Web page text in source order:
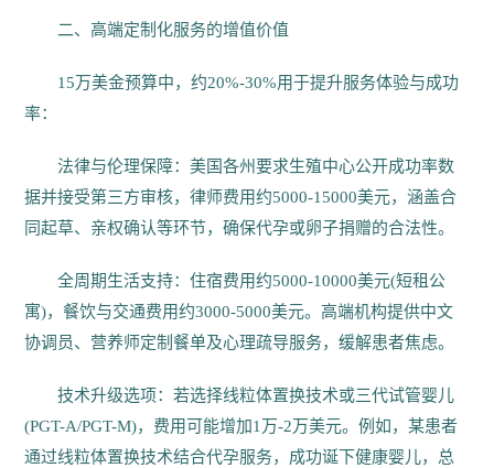
二、高端定制化服务的增值价值
15万美金预算中，约20%-30%用于提升服务体验与成功
率：
法律与伦理保障：美国各州要求生殖中心公开成功率数
据并接受第三方审核，律师费用约5000-15000美元，涵盖合
同起草、亲权确认等环节，确保代孕或卵子捐赠的合法性。
全周期生活支持：住宿费用约5000-10000美元(短租公
寓)，餐饮与交通费用约3000-5000美元。高端机构提供中文
协调员、营养师定制餐单及心理疏导服务，缓解患者焦虑。
技术升级选项：若选择线粒体置换技术或三代试管婴儿
(PGT-A/PGT-M)，费用可能增加1万-2万美元。例如，某患者
通过线粒体置换技术结合代孕服务，成功诞下健康婴儿，总